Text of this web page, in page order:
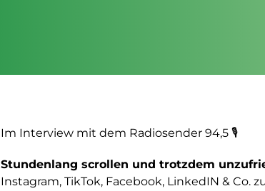
Im Interview mit dem Radiosender 94,5 🎙
Stundenlang scrollen und trotzdem
Instagram, TikTok, Facebook, LinkedIN & Co.